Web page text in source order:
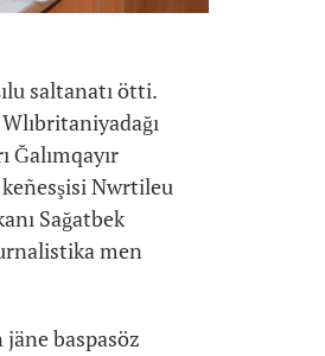
saltanatı ötti.
Nwrtileu
Sağatbek
men
jäne baspasöz